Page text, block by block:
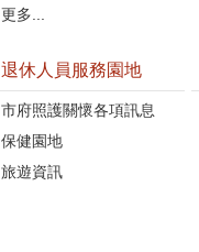
更多...
退休人員服務園地
市府照護關懷各項訊息
保健園地
旅遊資訊